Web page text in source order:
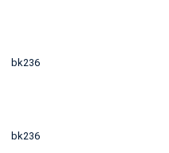
bk236
bk236